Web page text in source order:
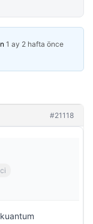
1 ay 2 hafta önce
#21118